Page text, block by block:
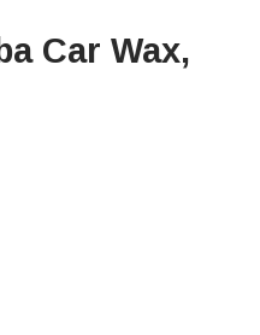
Car Wax,